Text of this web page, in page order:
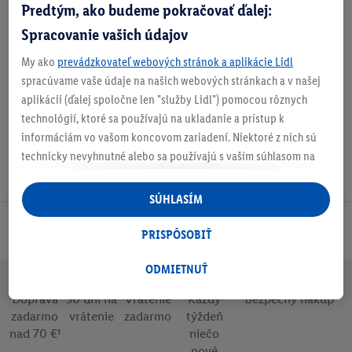
Nastaviť ako obľúbenú
Odoberaj Newsletter!
Doprava
zadarmo
nad 70 €¹
30 dní na
vrátenie
Vrátenie
zadarmo
Každý
týždeň
niečo
Bezpečný nákup
Predtým, ako budeme pokračovať ďalej:
Spracovanie vašich údajov
My ako prevádzkovateľ webových stránok a aplikácie Lidl
spracúvame vaše údaje na našich webových stránkach a v našej
aplikácii (ďalej spoločne len "služby Lidl") pomocou rôznych
technológií, ktoré sa používajú na ukladanie a prístup k
informáciám vo vašom koncovom zariadení. Niektoré z nich sú
technicky nevyhnutné alebo sa používajú s vaším súhlasom na
personalizovanú reklamu v rámci služieb Lidl aj mimo nich. Ak
ste účastníkom programu Lidl Plus, na tieto účely sa spracúvajú
aj údaje z vášho nákupného správania v obchode.
následne si vytvoríte účet Lidl Plus alebo sa prihlásite do svojho
tiež vytvoriť špeciálny online identifikátor z e-mailovej adresy,
ktorú tam uvediete, aby sme vás mohli rozpoznať v službách
prevádzkovaných tretími stranami a zobrazovať vám
ODMIETNUŤ
PRISPÔSOBIŤ
SÚHLASÍM